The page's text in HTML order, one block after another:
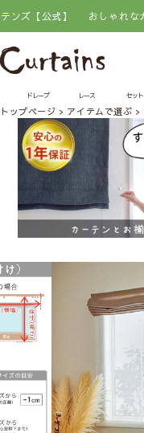
式】 おしゃれなカーテ
ドレープ レース セット
トップページ アイテムで選ぶ